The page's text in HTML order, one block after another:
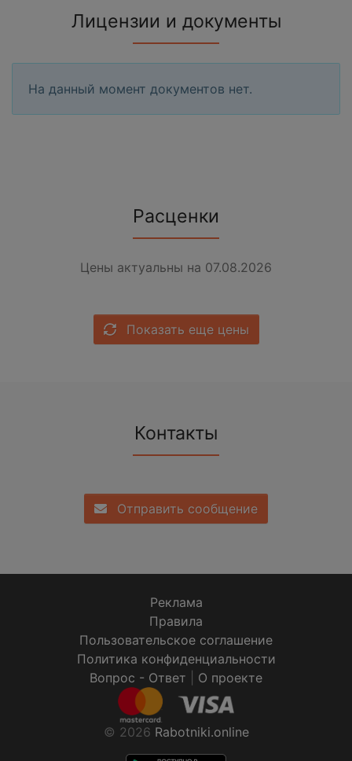
Лицензии и документы
На данный момент документов нет.
Расценки
Цены актуальны на 07.08.2026
Показать еще цены
Контакты
Отправить сообщение
Реклама
Правила
Пользовательское соглашение
Политика конфиденциальности
Вопрос - Ответ
О проекте
© 2026 Rabotniki.online